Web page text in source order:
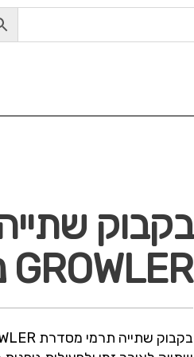
בקבוק
GROWLER נפח 2.48 ליטר